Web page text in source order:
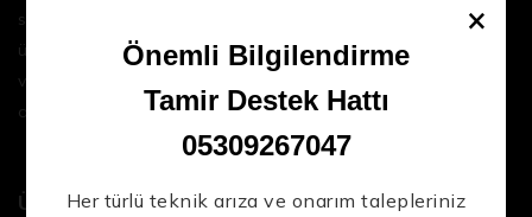
sektördeki en son teknolojileri ve yüksek kaliteli
ürünleri bir araya getirerek iş süreçlerinizi daha
verimli ve sorunsuz hale getirmenize yardımcı
oluyoruz.
Ürünler
Yeni Ürünlerden İlk Siz Haberdar Olun.
×
Önemli Bilgilendirme
Tamir Destek Hattı
05309267047
Her türlü teknik arıza ve onarım talepleriniz